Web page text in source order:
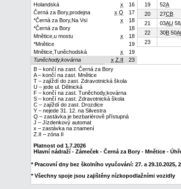
Holandská
x
16
Černá za Bory,prodejna
x Q
17
*Černá za Bory,Na Vsi
x
18
*Černá za Bory
18
Mnětice,u mostu
x
18
*Mnětice
19
Mnětice,Tuněchodská
x
19
Tuněchody,kovárna
x Z.II 23
19
52A
20
27CB
21
03AU 58
22
30B 50A
23
B – končí na zast. Černá za Bory
A – končí na zast. Mnětice
T – zajíždí do zast. Zdravotnická škola
U – jede ul. Dělnická
F – končí na zast. Tuněchody,kovárna
S – končí na zast. Zdravotnická škola
C – zajíždí do zast. Drozdice
Y – nejede 31. 12. na Silvestra
Q – zastávka je bezbariérově přístupná
J – Jízdenkový automat
x – zastávka na znamení
Z.II – zóna II
Platnost od 1.7.2026
Hlavní nádraží - Zámeček - Černá za Bory - Mnětice -
* Pracovní dny bez školního vyučování: 27. a 29.10.2025,
* Všechny spoje jsou zajištěny nízkopodlažními vozidly